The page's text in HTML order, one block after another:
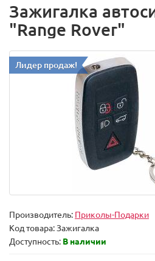
Зажигалка
"Range Rover"
Лидер продаж!
Производитель: Приколы-Подарки
Код товара:Зажигалка
Доступность: В наличии